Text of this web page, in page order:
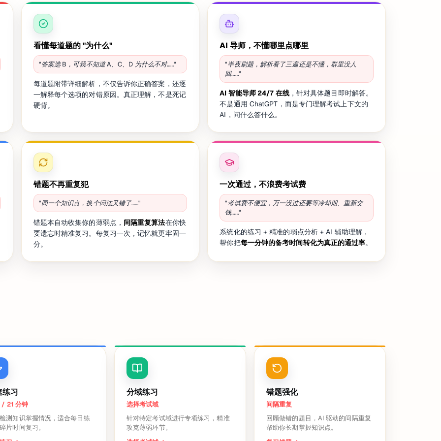
看懂每道题的 "为什么"
"答案选 B，可我不知道 A、C、D 为什么不对……"
每道题附带详细解析，不仅告诉你正确答案，还逐
一解释每个选项的对错原因。真正理解，不是死记
硬背。
AI 导师，不懂哪里点哪里
"半夜刷题，解析看了三遍还是不懂，群里没人
回……"
AI 智能导师 24/7 在线，针对具体题目即时解答。
不是通用 ChatGPT，而是专门理解考试上下文的
AI，问什么答什么。
错题不再重复犯
"同一个知识点，换个问法又错了……"
错题本自动收集你的薄弱点， 间隔重复算法在你快
要遗忘时精准复习。每复习一次，记忆就更牢固一
分。
一次通过，不浪费考试费
"考试费不便宜，万一没过还要等冷却期、重新交
钱……"
系统化的练习 + 精准的弱点分析 + AI 辅助理解，
帮你把每一分钟的备考时间转化为真正的通过率。
练习
/ 21 分钟
测知识掌握情况，适合每日练
片时间复习。
分域练习
选择考试域
针对特定考试域进行专项练习，精准
攻克薄弱环节。
错题强化
间隔重复
回顾做错的题目，AI 驱动的间隔重复
帮助你长期掌握知识点。